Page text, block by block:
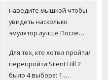
наведите мышкой чтобы
увидеть насколько
эмулятор лучше После…
Для тех, кто хотел пройти/
перепройти Silent Hill 2
было 4 выбора: 1.…